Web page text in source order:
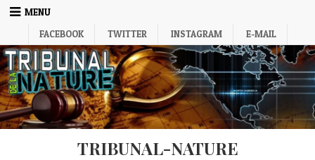
Skip
MENU
FACEBOOK
TWITTER INSTAGRAM E-MAIL
TRIBUNAL-NATURE